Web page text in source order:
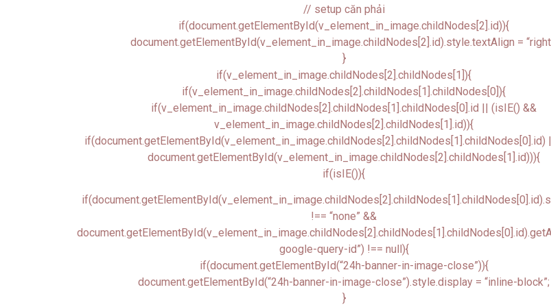
// setup căn phải
if(document.getElementById(v_element_in_image.childNodes[2].id)){
document.getElementById(v_element_in_image.childNodes[2].id).style.textAlign =
}
if(v_element_in_image.childNodes[2].childNodes[1]){
if(v_element_in_image.childNodes[2].childNodes[1].childNodes[0]){
if(v_element_in_image.childNodes[2].childNodes[1].childNodes[0].id || (isIE() &&
v_element_in_image.childNodes[2].childNodes[1].id)){
if(document.getElementById(v_element_in_image.childNodes[2].childNodes[1].childNodes[0].id)
document.getElementById(v_element_in_image.childNodes[2].childNodes[1].id))){
if(isIE()){
!== “none” &&
google-query-id”) !== null){
if(document.getElementById(“24h-banner-in-image-close”)){
document.getElementById(“24h-banner-in-image-close”).style.display = “inline-block”;
}